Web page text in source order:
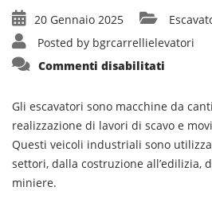
20 Gennaio 2025
Posted by bgrcarrellielevatori
Commenti disabilitati
e
Gli escavatori sono macchine da
realizzazione di lavori di scavo e
Questi veicoli industriali sono
settori, dalla costruzione all’edilizia,
miniere.